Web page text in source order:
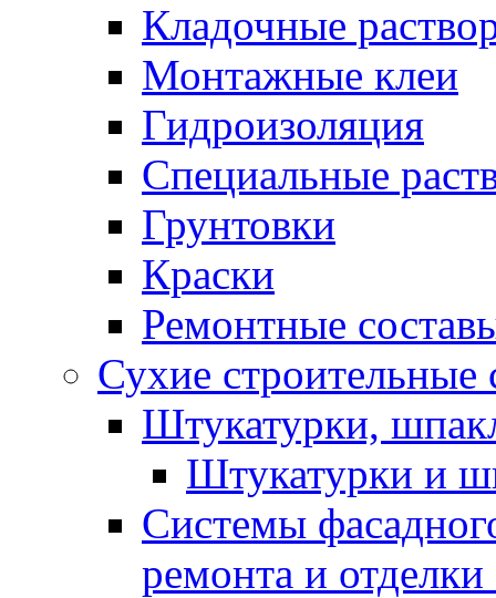
Кладочные
Монтажные клеи
Гидроизоляция
Специальные
Грунтовки
Краски
Ремонтные
Сухие
Штукатурки,
Штукатурки и
Системы
ремонта и отделки